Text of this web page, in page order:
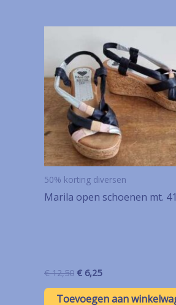
50% korting diversen
Marila open schoenen mt. 41
€12,50 Oorspronkelijke
was:
€ 6,25Huidige
is:
Toevoegen aan